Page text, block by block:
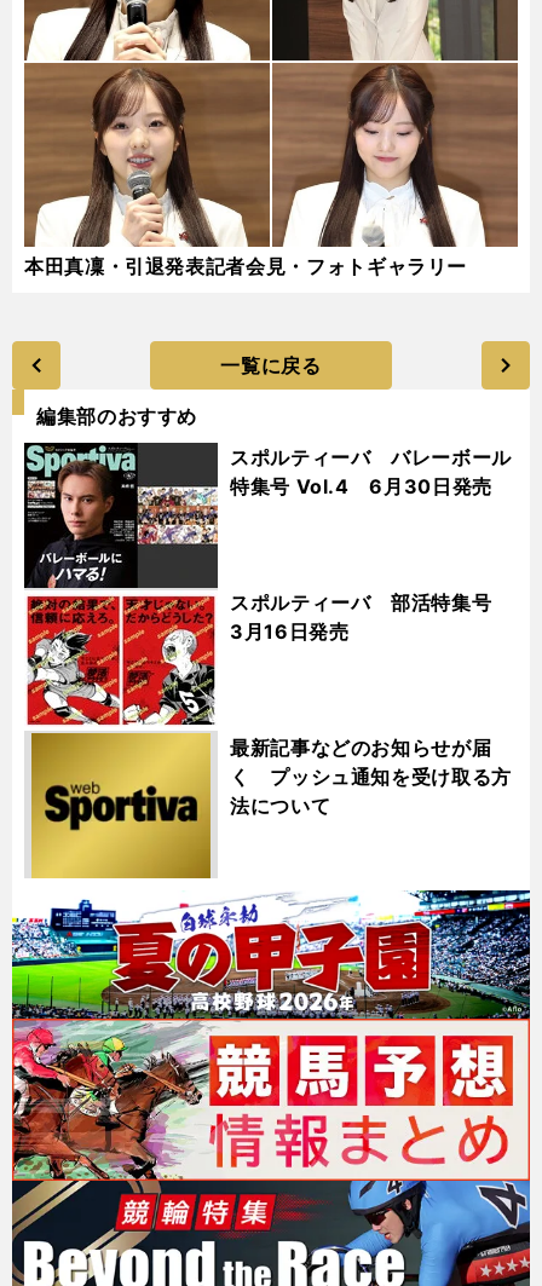
本田真凜・引退発表記者会見・フォトギャラリー
一覧に戻る
編集部のおすすめ
スポルティーバ バレーボール
特集号 Vol.4 6月30日発売
スポルティーバ 部活特集号
3月16日発売
最新記事などのお知らせが届
く プッシュ通知を受け取る方
法について